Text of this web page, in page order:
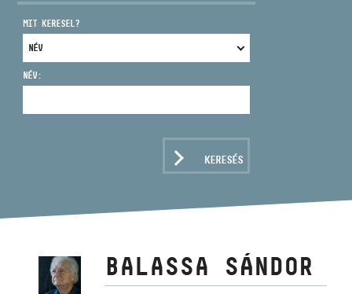
NYITVA TARTÁS
MIT KERESEL?
NÉV:
KERESÉS
BALASSA SÁNDOR